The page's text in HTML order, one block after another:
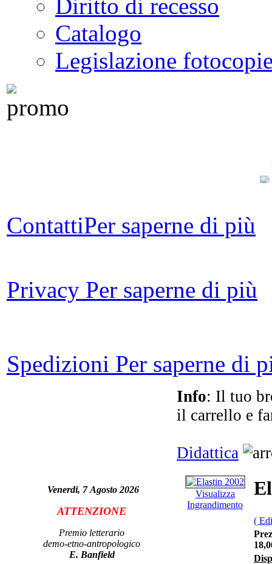
Diritto di recesso
Catalogo
Legislazione
ContattiPer saperne di più
Privacy Per saperne di più
Spedizioni Per saperne di
Venerdi, 7 Agosto 2026
ATTENZIONE
Premio letterario
demo-etno-antropologico
E. Banfield
Info: Il tuo
il carrello e
Didattica
Visualizza
Ingrandimento
(